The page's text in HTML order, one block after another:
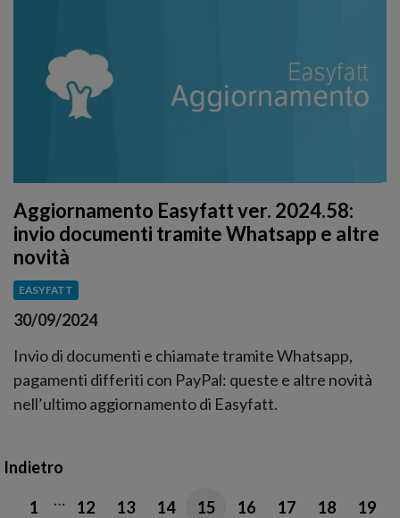
Aggiornamento Easyfatt ver. 2024.58:
invio documenti tramite Whatsapp e altre
novità
EASYFATT
30/09/2024
Invio di documenti e chiamate tramite Whatsapp,
pagamenti differiti con PayPal: queste e altre novità
nell’ultimo aggiornamento di Easyfatt.
Indietro
1 … 12 13 14 15 16 17 18 19